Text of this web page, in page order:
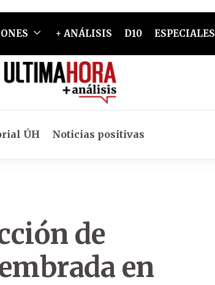
+ ANÁLISIS D10 ESPECIALES
ÚH Noticias positivas
de
en